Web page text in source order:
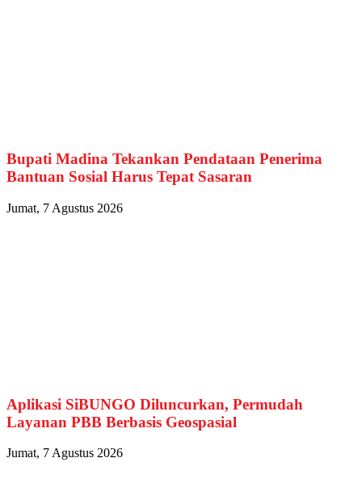
Bupati Madina Tekankan Pendataan Penerima
Bantuan Sosial Harus Tepat Sasaran
Jumat, 7 Agustus 2026
Aplikasi SiBUNGO Diluncurkan, Permudah
Layanan PBB Berbasis Geospasial
Jumat, 7 Agustus 2026